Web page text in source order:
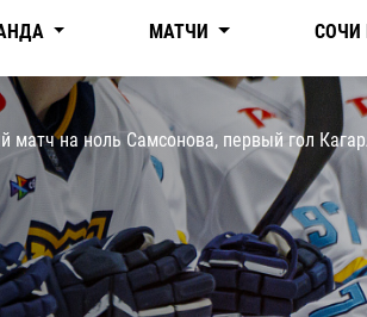
Нефтехимик
Трактор
Дивизион Чернышева
Авангард
Адмирал
КХЛ
МАТЧИ СОЧИ
матч на ноль Самсонова, первый гол